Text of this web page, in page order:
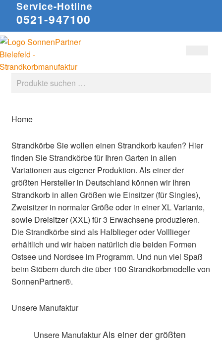
Service-Hotline
0521-947100
Zur
Navigation
springen
Zum
Inhalt
springen
Suche
Suchen
Home
StrandkörbeSie wollen einen Strandkorb kaufen? Hier
finden Sie Strandkörbe für Ihren Garten in allen
Variationen aus eigener Produktion. Als einer der
größten Hersteller in Deutschland können wir Ihren
Strandkorb in allen Größen wie Einsitzer (für Singles),
Zweisitzer in normaler Größe oder in einer XL Variante,
sowie Dreisitzer (XXL) für 3 Erwachsene produzieren.
Die Strandkörbe sind als Halblieger oder Volllieger
erhältlich und wir haben natürlich die beiden Formen
Ostsee und Nordsee im Programm. Und nun viel Spaß
beim Stöbern durch die über 100 Strandkorbmodelle von
SonnenPartner®.
Unsere Manufaktur
Unsere ManufakturAls einer der größten